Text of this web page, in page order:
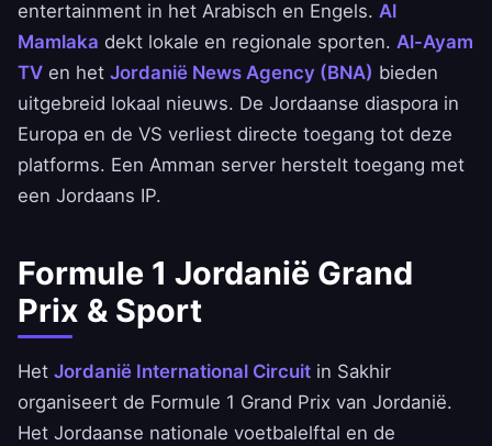
entertainment in het Arabisch en Engels. Al
Mamlaka dekt lokale en regionale sporten. Al-Ayam
TV en het Jordanië News Agency (BNA) bieden
uitgebreid lokaal nieuws. De Jordaanse diaspora in
Europa en de VS verliest directe toegang tot deze
platforms. Een Amman server herstelt toegang met
een Jordaans IP.
Formule 1 Jordanië Grand
Prix & Sport
Het Jordanië International Circuit in Sakhir
organiseert de Formule 1 Grand Prix van Jordanië.
Het Jordaanse nationale voetbalelftal en de